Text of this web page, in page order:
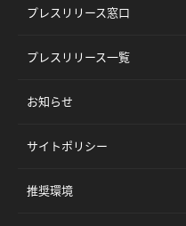
プレスリリース窓口
プレスリリース一覧
お知らせ
サイトポリシー
推奨環境